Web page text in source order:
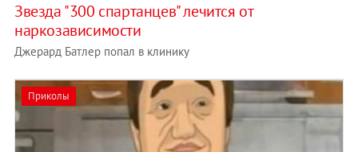
Звезда "300 спартанцев" лечится от
наркозависимости
Джерард Батлер попал в клинику
Приколы